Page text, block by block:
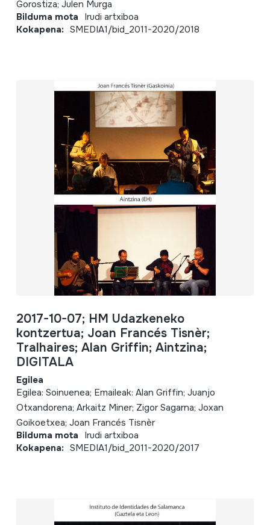
Gorostiza; Julen Murga
Bilduma mota Irudi artxiboa
Kokapena: SMEDIA1/bid_2011-2020/2018
2017-10-07; HM Udazkeneko
kontzertua; Joan Francés Tisnèr;
Tralhaires; Alan Griffin; Aintzina;
DIGITALA
Egilea
Egilea: Soinuenea; Emaileak: Alan Griffin; Juanjo
Otxandorena; Arkaitz Miner; Zigor Sagarna; Joxan
Goikoetxea; Joan Francés Tisnèr
Bilduma mota Irudi artxiboa
Kokapena: SMEDIA1/bid_2011-2020/2017